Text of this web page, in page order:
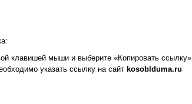
клавишей мыши и выберите «Копировать ссылку»
указать ссылку на сайт kosoblduma.ru